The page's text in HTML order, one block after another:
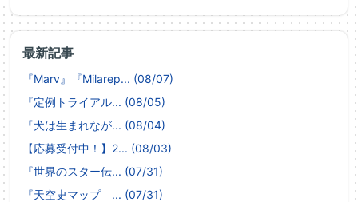
最新記事
『Marv』『Milarep... (08/07)
『定例トライアル... (08/05)
『犬は生まれなが... (08/04)
【応募受付中！】2... (08/03)
『世界のスター伝... (07/31)
『天空史マップ ... (07/31)